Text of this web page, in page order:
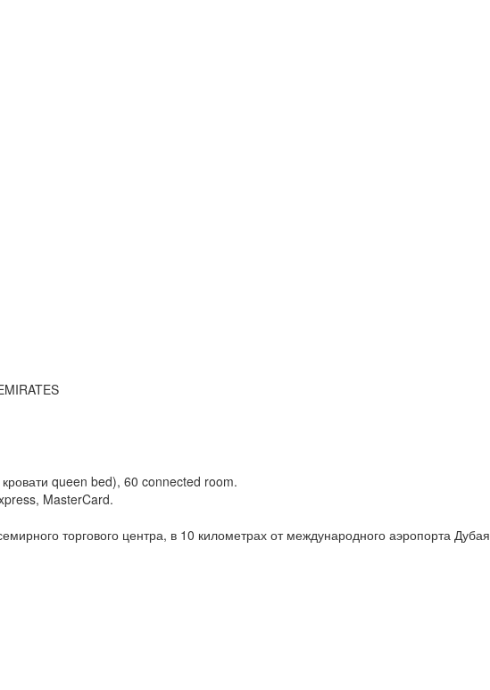
queen bed), 60 connected room.
MasterCard.
торгового центра, в 10 километрах от международного аэропорта Дубая